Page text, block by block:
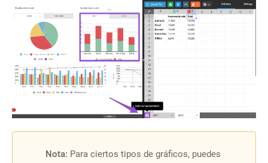
Nota: Para ciertos tipos de gráficos, puedes